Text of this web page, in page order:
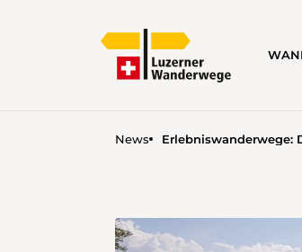
News Erlebniswanderwege: